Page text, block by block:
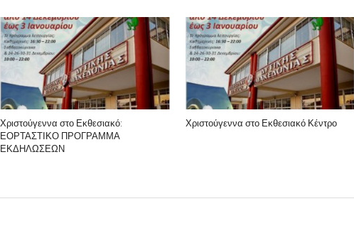
Χριστούγεννα στο Εκθεσιακό:
ΕΟΡΤΑΣΤΙΚΟ ΠΡΟΓΡΑΜΜΑ
ΕΚΔΗΛΩΣΕΩΝ
Χριστούγεννα στο Εκθεσιακό Κέντρο